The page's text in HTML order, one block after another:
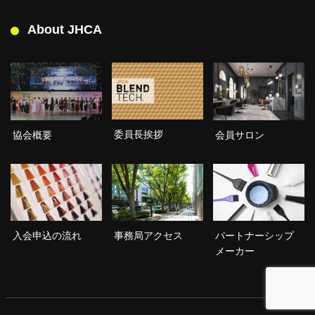
About JHCA
協会概要 委員長挨拶 会員サロン
入会申込の流れ 事務局アクセス
パートナーシップ
メーカー